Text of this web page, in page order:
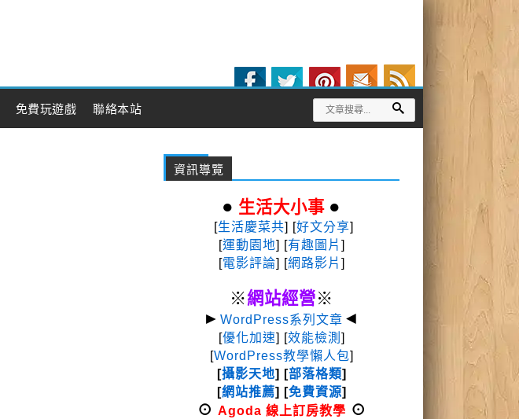
免費玩遊戲 聯絡本站
資訊導覽
● 生活大小事 ●
[生活慶菜共] [好文分享]
[運動園地] [有趣圖片 ]
[電影評論] [網路影片 ]
※網站經營※
► WordPress系列文章 ◄
[優化加速] [效能檢測 ]
[WordPress教學懶人包]
[攝影天地] [部落格類]
[網站推薦] [免費資源]
⊙ Agoda 線上訂房教學 ⊙